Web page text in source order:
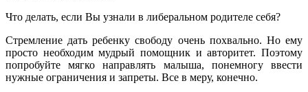
Что делать, если Вы узнали в либеральном родителе себя?
Стремление дать ребенку свободу очень похвально. Но ему
просто необходим мудрый помощник и авторитет. Поэтому
попробуйте мягко направлять малыша, понемногу ввести
нужные ограничения и запреты. Все в меру, конечно.